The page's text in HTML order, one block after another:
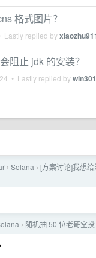
格式图片？
Lastly replied by
阻止 jdk 的安装？
• Lastly replied bywin301
› Solana › [方案讨论]我想
› 随机抽 50 位老哥空